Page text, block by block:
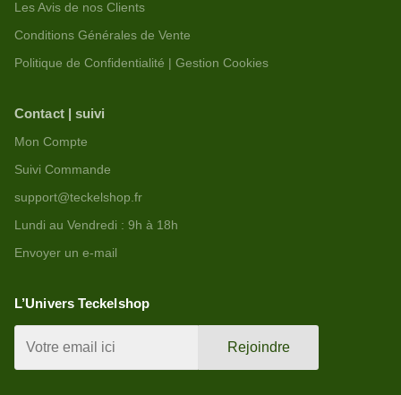
Les Avis de nos Clients
Conditions Générales de Vente
Politique de Confidentialité | Gestion Cookies
Contact | suivi
Mon Compte
Suivi Commande
support@teckelshop.fr
Lundi au Vendredi : 9h à 18h
Envoyer un e-mail
L’Univers Teckelshop
Rejoindre